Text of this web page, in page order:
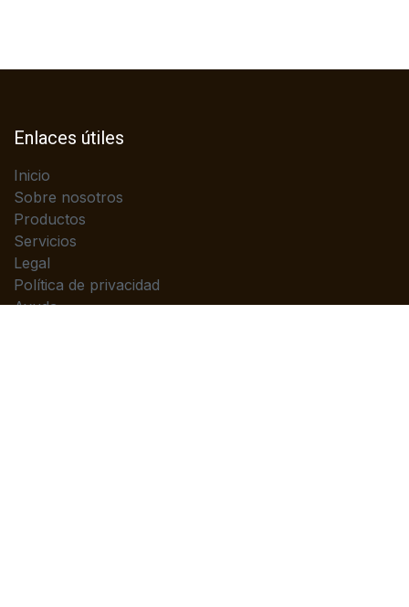
Enlaces útiles
Inicio
Sobre nosotros
Productos
Servicios
Legal
Política de privacidad
Ayuda